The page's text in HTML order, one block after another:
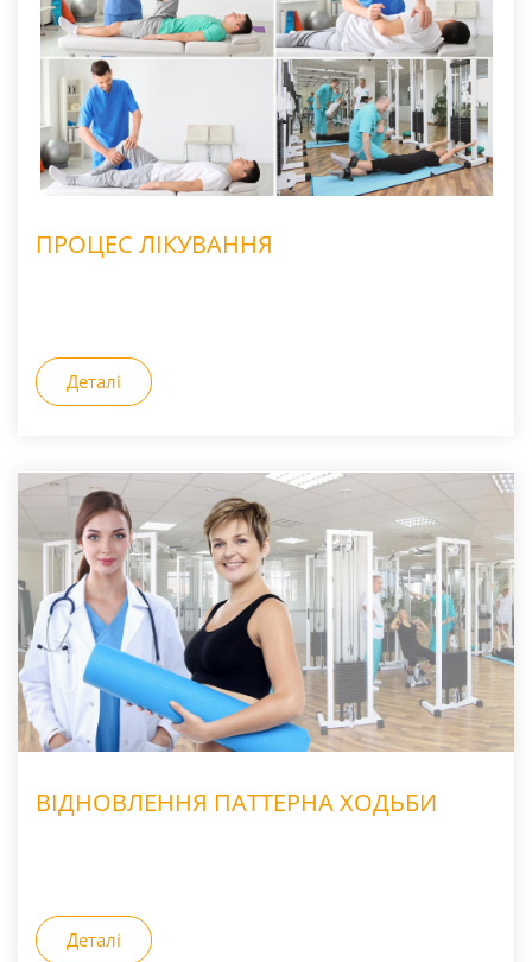
ПРОЦЕС ЛІКУВАННЯ
Деталі
ВІДНОВЛЕННЯ ПАТТЕРНА ХОДЬБИ
Деталі